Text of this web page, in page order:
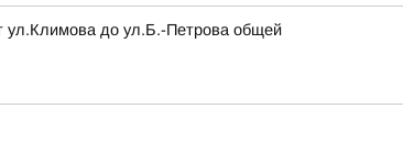
ул.Климова до ул.Б.-Петрова общей